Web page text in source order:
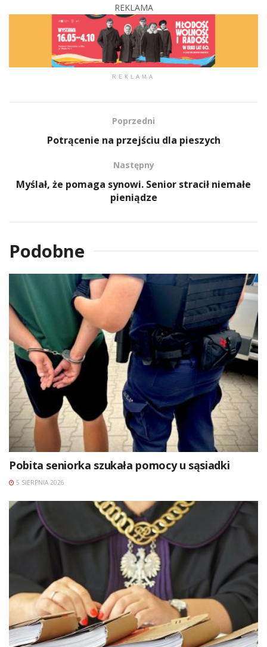
REKLAMA
REKLAMA
Poprzedni
Potrącenie na przejściu dla pieszych
Następny
Myślał, że pomaga synowi. Senior stracił niemałe
pieniądze
Podobne
Pobita seniorka szukała pomocy u sąsiadki
5 SIERPNIA 2026